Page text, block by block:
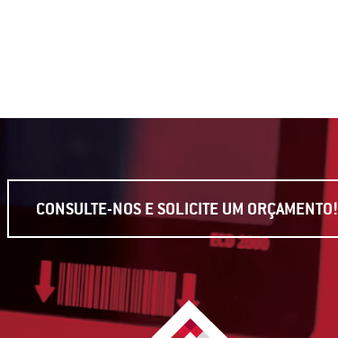
CONSULTE-NOS E SOLICITE UM ORÇAMENTO!